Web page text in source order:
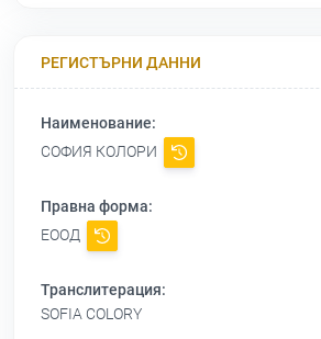
РЕГИСТЪРНИ ДАННИ
Наименование:
СОФИЯ КОЛОРИ
Правна форма:
ЕООД
Транслитерация:
SOFIA COLORY